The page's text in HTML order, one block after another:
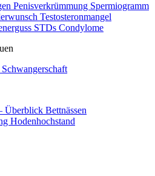
Penisverkrümmung Spermiogramm
Testosteronmangel
STDs Condylome
Überblick Bettnässen
Hodenhochstand